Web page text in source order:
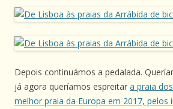
Depois continuámos a pedalada.
já agora queríamos espreitar a praia
melhor praia da Europa em 2017, pelos